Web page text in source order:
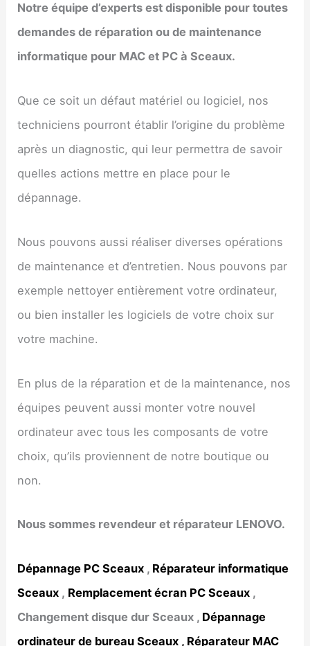
Notre équipe d’experts est disponible pour toutes
demandes de réparation ou de maintenance
informatique pour MAC et PC àSceaux.
Que ce soit un défaut matériel ou logiciel, nos
techniciens pourront établir l’origine du problème
après un diagnostic, qui leur permettra de savoir
quelles actions mettre en place pour le
dépannage.
Nous pouvons aussi réaliser diverses opérations
de maintenance et d’entretien. Nous pouvons par
exemple nettoyer entièrement votre ordinateur,
ou bien installer les logiciels de votre choix sur
votre machine.
En plus de la réparation et de la maintenance, nos
équipes peuvent aussi monter votre nouvel
ordinateur avec tous les composants de votre
choix, qu’ils proviennent de notre boutique ou
non.
Nous sommes revendeur et réparateur LENOVO.
Dépannage PCSceaux , Réparateur informatique
Sceaux , Remplacement écran PCSceaux ,
Changement disque durSceaux , Dépannage
ordinateur de bureau Sceaux , Réparateur MAC